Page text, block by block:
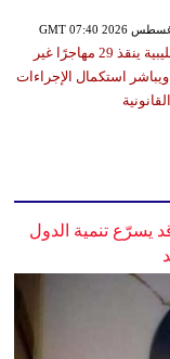
أمن السواحل الليبية ينقذ 29 مهاجرًا غير
استكمال الإجراءات
القانونية
يسرّع تنمية الدول